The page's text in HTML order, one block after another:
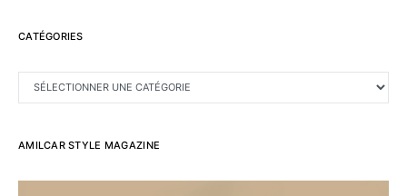
CATÉGORIES
CATÉGORIES
AMILCAR STYLE MAGAZINE